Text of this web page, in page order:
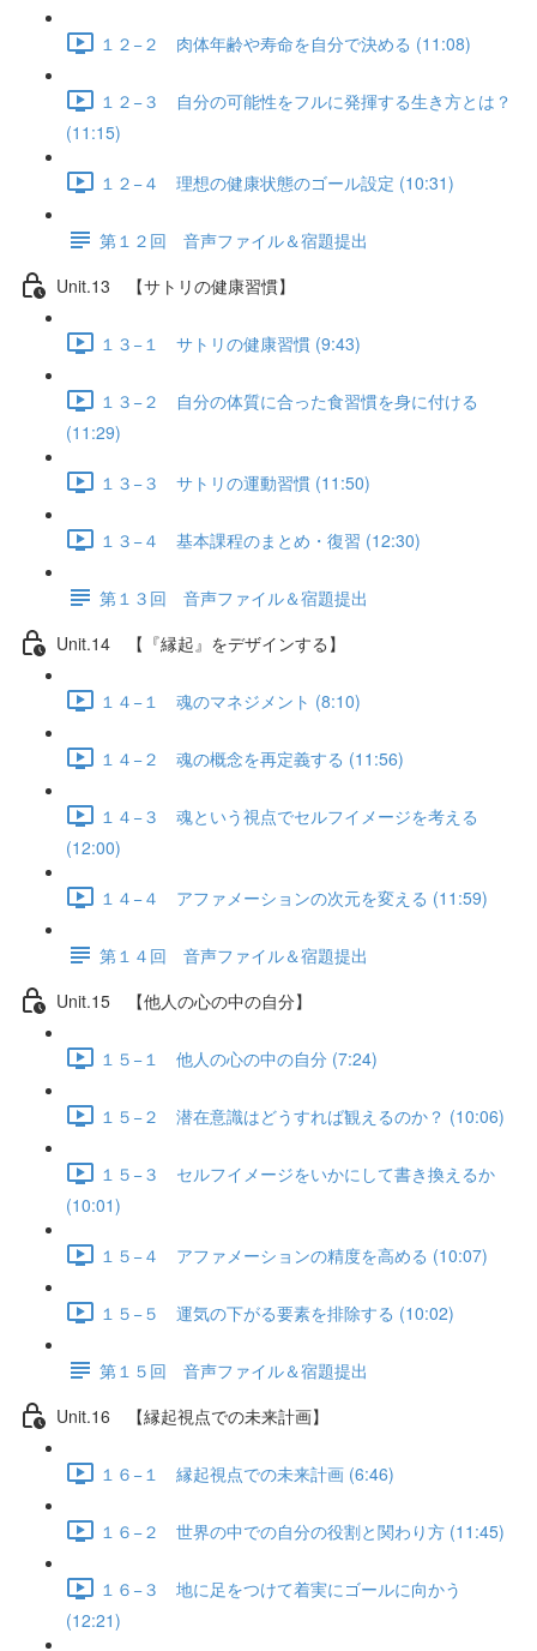
１２−２ 肉体年齢や寿命を自分で決める (11:08)
１２−３ 自分の可能性をフルに発揮する生き方とは？
(11:15)
１２−４ 理想の健康状態のゴール設定 (10:31)
第１２回 音声ファイル＆宿題提出
Unit.13 【サトリの健康習慣】
１３−１ サトリの健康習慣 (9:43)
１３−２ 自分の体質に合った食習慣を身に付ける
(11:29)
１３−３ サトリの運動習慣 (11:50)
１３−４ 基本課程のまとめ・復習 (12:30)
第１３回 音声ファイル＆宿題提出
Unit.14 【『縁起』をデザインする】
１４−１ 魂のマネジメント (8:10)
１４−２ 魂の概念を再定義する (11:56)
１４−３ 魂という視点でセルフイメージを考える
(12:00)
１４−４ アファメーションの次元を変える (11:59)
第１４回 音声ファイル＆宿題提出
Unit.15 【他人の心の中の自分】
１５−１ 他人の心の中の自分 (7:24)
１５−２ 潜在意識はどうすれば観えるのか？ (10:06)
１５−３ セルフイメージをいかにして書き換えるか
(10:01)
１５−４ アファメーションの精度を高める (10:07)
１５−５ 運気の下がる要素を排除する (10:02)
第１５回 音声ファイル＆宿題提出
Unit.16 【縁起視点での未来計画】
１６−１ 縁起視点での未来計画 (6:46)
１６−２ 世界の中での自分の役割と関わり方 (11:45)
１６−３ 地に足をつけて着実にゴールに向かう
(12:21)